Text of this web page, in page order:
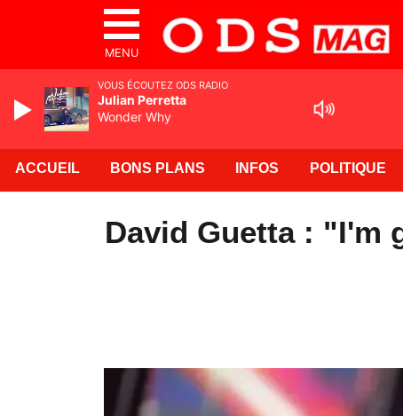
MENU
ACCUEIL BONS PLANS INFOS POLITIQUE
David Guetta : "I'm
VOUS ÉCOUTEZ ODS RADIO
Julian Perretta
Wonder Why